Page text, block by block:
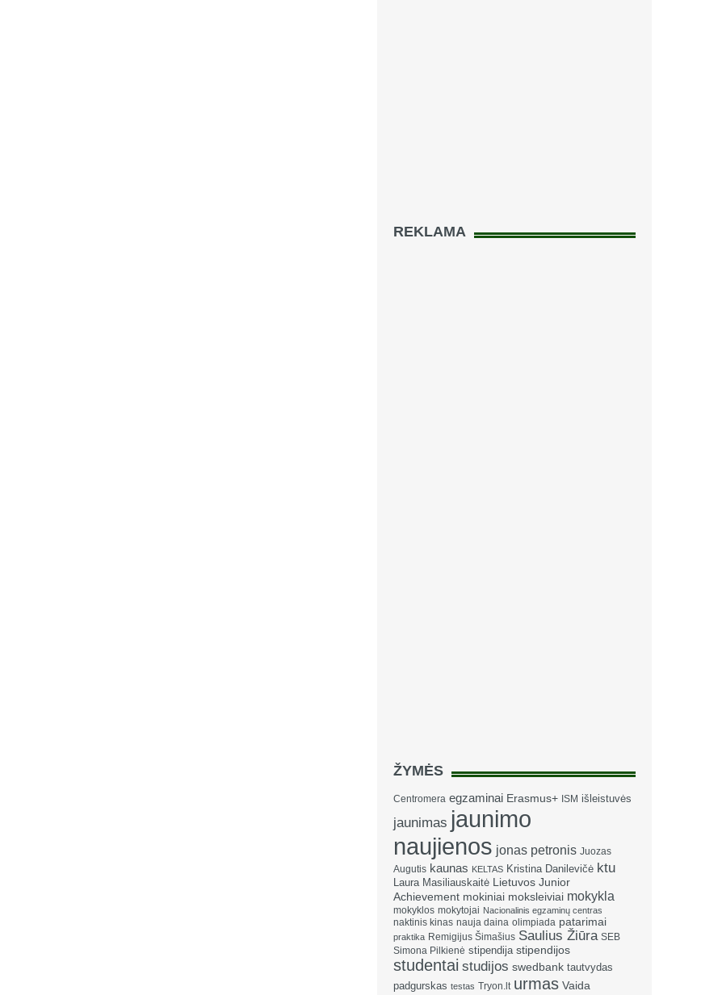
REKLAMA
ŽYMĖS
Centromera egzaminai Erasmus+ ISM išleistuvės
jaunimas jaunimo
naujienos jonas petronis Juozas
Augutis kaunas KELTAS Kristina Danilevičė ktu
Laura Masiliauskaitė Lietuvos Junior
Achievement mokiniai moksleiviai mokykla
mokyklos mokytojai Nacionalinis egzaminų centras
naktinis kinas nauja daina olimpiada patarimai
praktika Remigijus Šimašius Saulius Žiūra SEB
Simona Pilkienė stipendija stipendijos
studentai studijos swedbank tautvydas
padgurskas testas Tryon.lt urmas Vaida